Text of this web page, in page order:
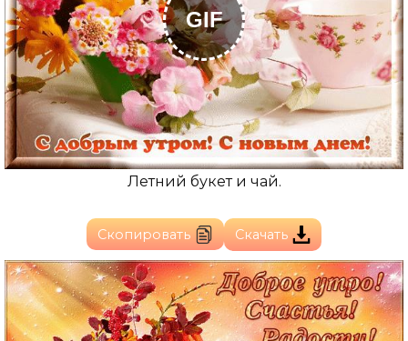
GIF
Летний букет и чай.
Скопировать Скачать